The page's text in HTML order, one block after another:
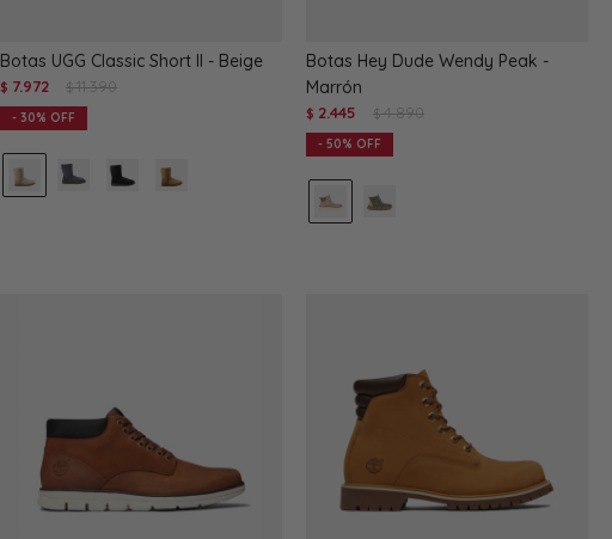
Botas UGG Classic Short II - Beige
$ 7.972 $ 11.390
30
Botas Hey Dude Wendy Peak -
Marrón
$ 2.445 $ 4.890
50